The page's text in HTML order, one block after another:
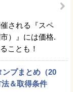
される『スペ
）』には価格.
ことも！
ンプまとめ（20
＆取得条件